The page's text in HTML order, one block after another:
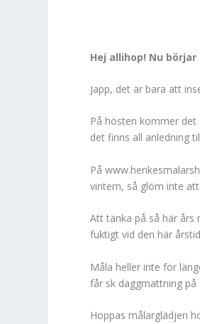
Hej allihop! Nu
Japp, det är bara att
På hösten kommer
det finns all anledning
På
vintern, så glöm inte
Att tänka på så här
fuktigt vid den här
Måla heller inte för
får sk daggmattning
Hoppas målarglädjen